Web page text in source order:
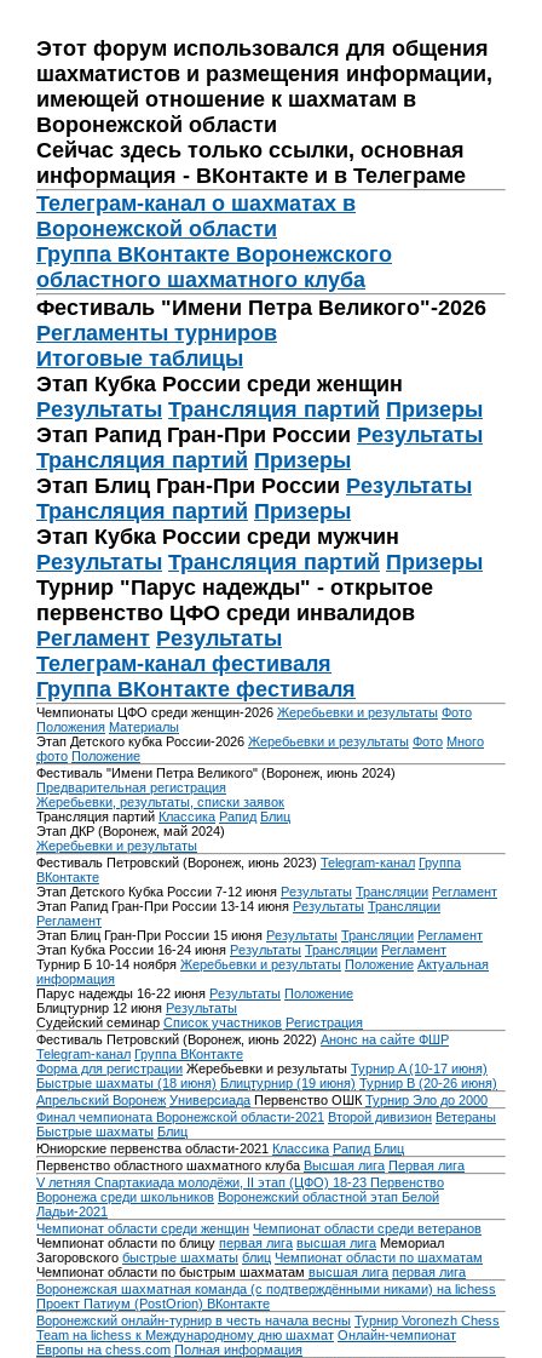
Этот форум использовался для общения
шахматистов и размещения информации,
имеющей отношение к шахматам в
Воронежской области
Сейчас здесь только ссылки, основная
информация - ВКонтакте и в Телеграме
Телеграм-канал о шахматах в
Воронежской области
Группа ВКонтакте Воронежского
областного шахматного клуба
Фестиваль "Имени Петра Великого"-2026
Регламенты турниров
Итоговые таблицы
Этап Кубка России среди женщин
Результаты Трансляция партий Призеры
Этап Рапид Гран-При России Результаты
Трансляция партий Призеры
Этап Блиц Гран-При России Результаты
Трансляция партий Призеры
Этап Кубка России среди мужчин
Результаты Трансляция партий Призеры
Турнир "Парус надежды" - открытое
первенство ЦФО среди инвалидов
Регламент Результаты
Телеграм-канал фестиваля
Группа ВКонтакте фестиваля
Чемпионаты ЦФО среди женщин-2026 Жеребьевки и результаты Фото
Положения Материалы
Этап Детского кубка России-2026 Жеребьевки и результаты Фото Много
фото Положение
Фестиваль "Имени Петра Великого" (Воронеж, июнь 2024)
Предварительная регистрация
Жеребьевки, результаты, списки заявок
Трансляция партий Классика Рапид Блиц
Этап ДКР (Воронеж, май 2024)
Жеребьевки и результаты
Фестиваль Петровский (Воронеж, июнь 2023) Telegram-канал Группа
ВКонтакте
Этап Детского Кубка России 7-12 июня Результаты Трансляции Регламент
Этап Рапид Гран-При России 13-14 июня Результаты Трансляции
Регламент
Этап Блиц Гран-При России 15 июня Результаты Трансляции Регламент
Этап Кубка России 16-24 июня Результаты Трансляции Регламент
Турнир Б 10-14 ноября Жеребьевки и результаты Положение Актуальная
информация
Парус надежды 16-22 июня Результаты Положение
Блицтурнир 12 июня Результаты
Судейский семинар Список участников Регистрация
Фестиваль Петровский (Воронеж, июнь 2022) Анонс на сайте ФШР
Telegram-канал Группа ВКонтакте
Форма для регистрации Жеребьевки и результаты Турнир A (10-17 июня)
Быстрые шахматы (18 июня) Блицтурнир (19 июня) Турнир B (20-26 июня)
Апрельский Воронеж Универсиада Первенство ОШК Турнир Эло до 2000
Финал чемпионата Воронежской области-2021 Второй дивизион Ветераны
Быстрые шахматы Блиц
Юниорские первенства области-2021 Классика Рапид Блиц
Первенство областного шахматного клуба Высшая лига Первая лига
V летняя Спартакиада молодёжи, II этап (ЦФО) 18-23 Первенство
Воронежа среди школьников Воронежский областной этап Белой
Ладьи-2021
Чемпионат области среди женщин Чемпионат области среди ветеранов
Чемпионат области по блицу первая лига высшая лига Мемориал
Загоровского быстрые шахматы блиц Чемпионат области по шахматам
Чемпионат области по быстрым шахматам высшая лига первая лига
Воронежская шахматная команда (с подтверждёнными никами) на lichess
Проект Патиум (PostOrion) ВКонтакте
Воронежский онлайн-турнир в честь начала весны Турнир Voronezh Chess
Team на lichess к Международному дню шахмат Онлайн-чемпионат
Европы на chess.com Полная информация